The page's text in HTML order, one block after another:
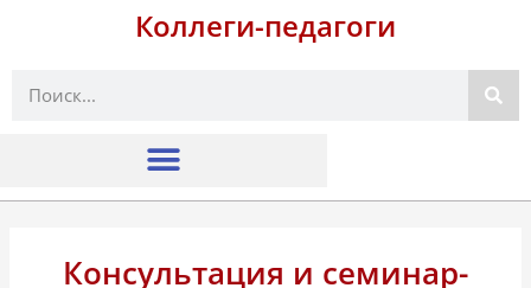
Коллеги-педагоги
Поиск
Консультация и семинар-